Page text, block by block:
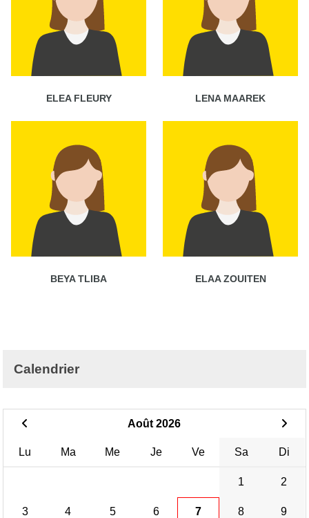
ELEA FLEURY LENA MAAREK
BEYA TLIBA ELAA ZOUITEN
Calendrier
Août 2026
Lu Ma Me Je Ve Sa Di
1 2
3 4 5 6 7 8 9